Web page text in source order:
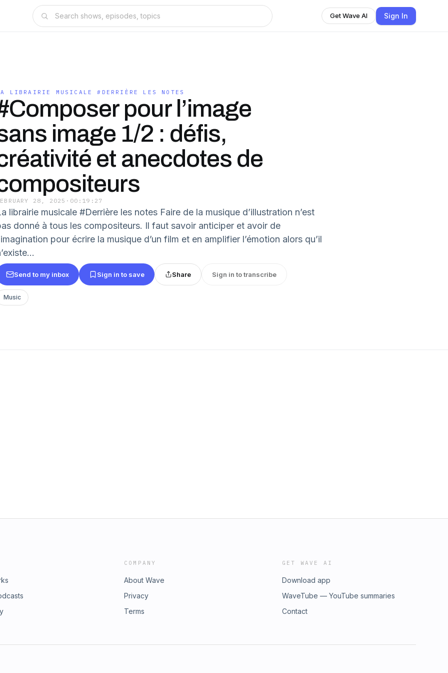
Get Wave AI Sign In
LIBRAIRIE MUSICALE #DERRIÈRE LES NOTES
pour l’image
image 1/2 : défis,
et anecdotes de
28, 2025 · 00:19:27
librairie musicale #Derrière les notes Faire de la musique d’illustration n’est
donné à tous les compositeurs. Il faut savoir anticiper et avoir de
pour écrire la musique d’un film et en amplifier l’émotion alors qu’il
Send to my inbox Sign in to save Share Sign in to transcribe
Music
COMPANY
About Wave
Privacy
Terms
GET WAVE AI
Download app
WaveTube — YouTube summaries
Contact